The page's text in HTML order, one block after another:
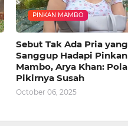
PINKAN MAMBO
Sebut Tak Ada Pria yang
Sanggup Hadapi Pinkan
Mambo, Arya Khan: Pola
Pikirnya Susah
October 06, 2025